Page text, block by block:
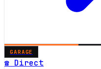
GARAGE
☎ Direct